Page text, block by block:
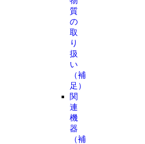
質
の
取
り
扱
い
（補
足）
関
連
機
器
（補